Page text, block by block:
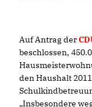
Auf Antrag der
beschlossen,
den Haushalt
Insbesondere